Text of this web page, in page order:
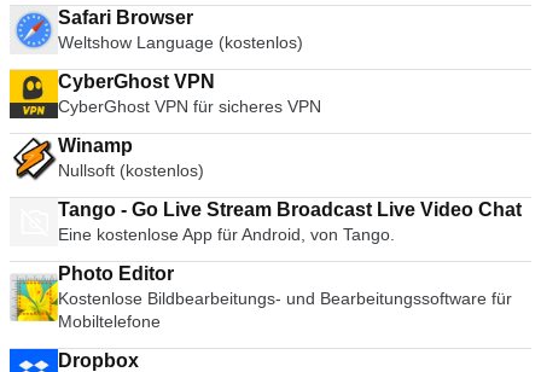
Safari Browser
Weltshow Language (kostenlos)
CyberGhost VPN
CyberGhost VPN für sicheres VPN
Winamp
Nullsoft (kostenlos)
Tango - Go Live Stream Broadcast Live Video Chat
Eine kostenlose App für Android, von Tango.
Photo Editor
Kostenlose Bildbearbeitungs- und Bearbeitungssoftware für
Mobiltelefone
Dropbox